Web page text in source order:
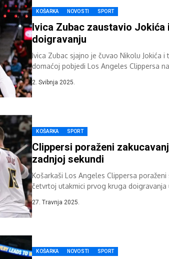
KOŠARKA NOVOSTI SPORT
Ivica Zubac zaustavio Jokića
doigravanju
Ivica Zubac sjajno je čuvao Nikolu Jokića
domaćoj pobjedi Los Angeles Clippersa
2. Svibnja 2025.
KOŠARKA SPORT
Clippersi poraženi
zadnjoj sekundi
Košarkaši Los Angeles Clippersa poraženi
četvrtoj utakmici prvog kruga doigravanja
27. Travnja 2025.
KOŠARKA NOVOSTI SPORT